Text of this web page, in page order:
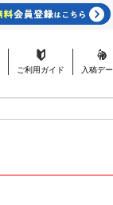
ご利用ガイド 入稿デ